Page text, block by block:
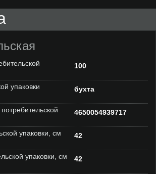
100
упаковки бухта
4650054939717
упаковки, см 42
упаковки, см 42